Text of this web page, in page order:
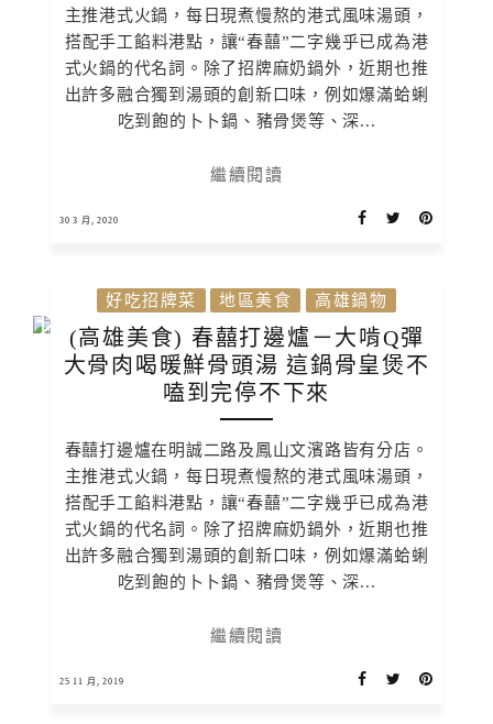
主推港式火鍋，每日現煮慢熬的港式風味湯頭，
搭配手工餡料港點，讓“春囍”二字幾乎已成為港
式火鍋的代名詞。除了招牌麻奶鍋外，近期也推
出許多融合獨到湯頭的創新口味，例如爆滿蛤蜊
吃到飽的卜卜鍋、豬骨煲等、深...
繼續閱讀
30 3 月, 2020
好吃招牌菜 地區美食 高雄鍋物
(高雄美食) 春囍打邊爐－大啃Q彈
大骨肉喝暖鮮骨頭湯 這鍋骨皇煲不
嗑到完停不下來
春囍打邊爐在明誠二路及鳳山文濱路皆有分店。
主推港式火鍋，每日現煮慢熬的港式風味湯頭，
搭配手工餡料港點，讓“春囍”二字幾乎已成為港
式火鍋的代名詞。除了招牌麻奶鍋外，近期也推
出許多融合獨到湯頭的創新口味，例如爆滿蛤蜊
吃到飽的卜卜鍋、豬骨煲等、深...
繼續閱讀
25 11 月, 2019